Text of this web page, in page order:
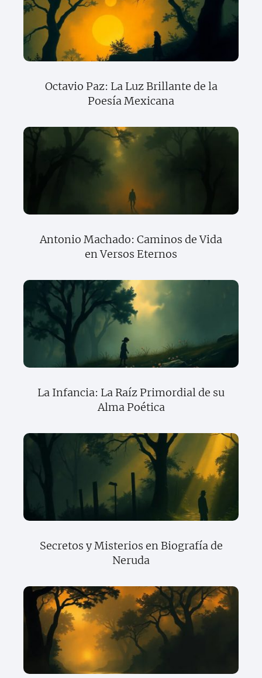
Octavio Paz: La Luz Brillante de la
Poesía Mexicana
Antonio Machado: Caminos de Vida
en Versos Eternos
La Infancia: La Raíz Primordial de su
Alma Poética
Secretos y Misterios en Biografía de
Neruda